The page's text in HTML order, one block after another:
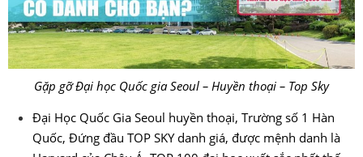
Gặp gỡ Đại học Quốc gia Seoul – Huyền thoại – Top Sky
Đại Học Quốc Gia Seoul huyền thoại, Trường số 1 Hàn
Quốc, Đứng đầu TOP SKY danh giá, được mệnh danh là